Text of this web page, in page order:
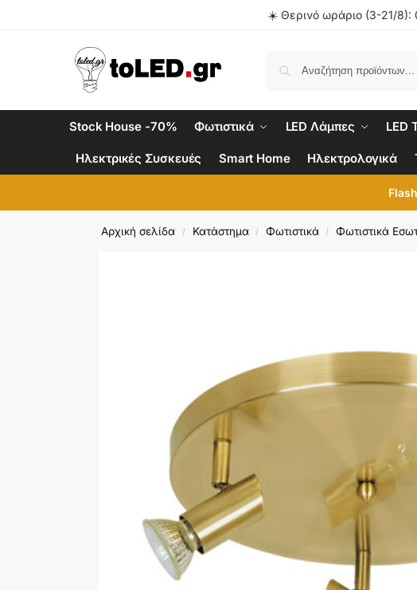
☀️ Θερινό ωράριο (3-21/8):
Stock House -70% Φωτιστικά LED Λάμπες LED
Ηλεκτρικές Συσκευές Smart Home Ηλεκτρολογικά
Αρχική σελίδα / Κατάστημα / Φωτιστικά / Φωτιστικά